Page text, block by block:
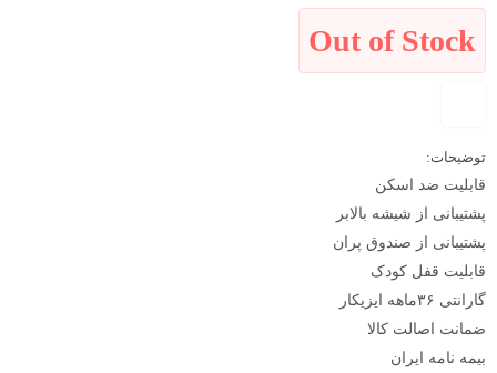
Out of Stock
توضیحات:
قابلیت ضد اسکن
پشتیبانی از شیشه بالابر
پشتیبانی از صندوق پران
قابلیت قفل کودک
گارانتی ۳۶ماهه ایزیکار
ضمانت اصالت کالا
بیمه نامه ایران